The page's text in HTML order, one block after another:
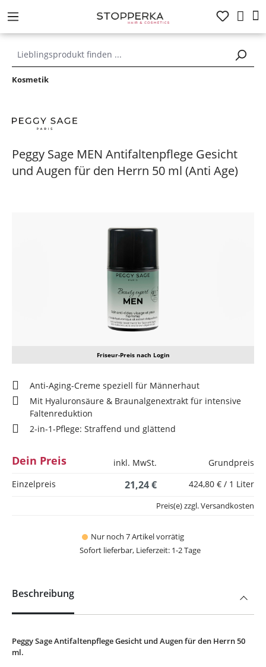
springen
Kosmetik
Peggy Sage MEN Antifaltenpflege Gesicht
und Augen für den Herrn 50 ml (Anti Age)
Friseur-Preis nach Login
Anti-Aging-Creme speziell für Männerhaut
Mit Hyaluronsäure & Braunalgenextrakt für intensive
Faltenreduktion
2-in-1-Pflege: Straffend und glättend
Dein Preis inkl. MwSt.
Grundpreis
Einzelpreis
21,24 € 424,80 € / 1 Liter
Nur noch 7 Artikel vorrätig
Sofort lieferbar, Lieferzeit: 1-2 Tage
Preis(e) zzgl. Versandkosten
Beschreibung
Peggy Sage Antifaltenpflege Gesicht und Augen für den Herrn 50
ml.